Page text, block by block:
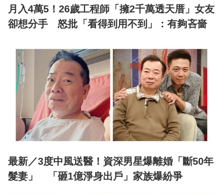
月入4萬5！26歲工程師「擁2千萬透天厝」女友
卻想分手 怒批「看得到用不到」：有夠吝嗇
最新／3度中風送醫！資深男星爆離婚「斷50年
髮妻」 「砸1億淨身出戶」家族爆紛爭